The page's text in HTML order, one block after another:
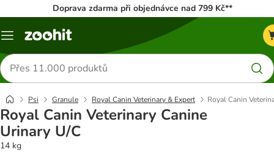
Doprava zdarma při objednávce nad 799 Kč**
Menu
Hledat
produkty
Psi Granule Royal Canin Veterinary & Expert Royal Canin
Royal Canin Veterinary Canine
Urinary U/C
14 kg